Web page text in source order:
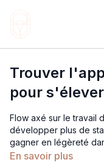
Trouver
pour s'élever
Flow axé sur le travail
développer plus de
gagner en légèreté
balance.
En savoir plus